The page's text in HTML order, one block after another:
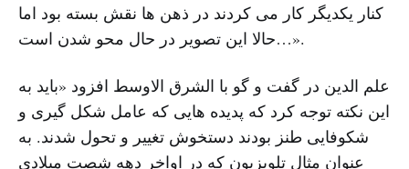
کنار یکدیگر کار می کردند در ذهن ها نقش بسته بود اما
حالا این تصویر در حال محو شدن است…».
علم الدین در گفت و گو با الشرق الاوسط افزود «باید به
این نکته توجه کرد که پدیده هایی که عامل شکل گیری و
شکوفایی طنز بودند دستخوش تغییر و تحول شدند. به
عنوان مثال تلویزیون که در اواخر دهه شصت میلادی